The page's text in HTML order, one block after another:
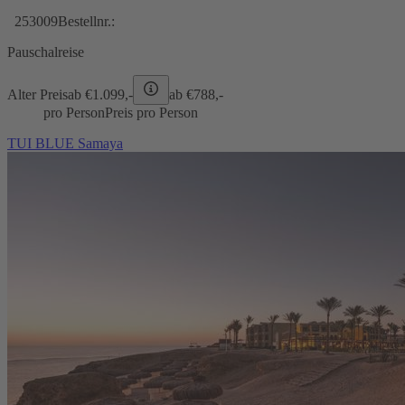
253009Bestellnr.:
Pauschalreise
Alter Preisab €1.099,- ab €788,-
pro PersonPreis pro Person
TUI BLUE Samaya